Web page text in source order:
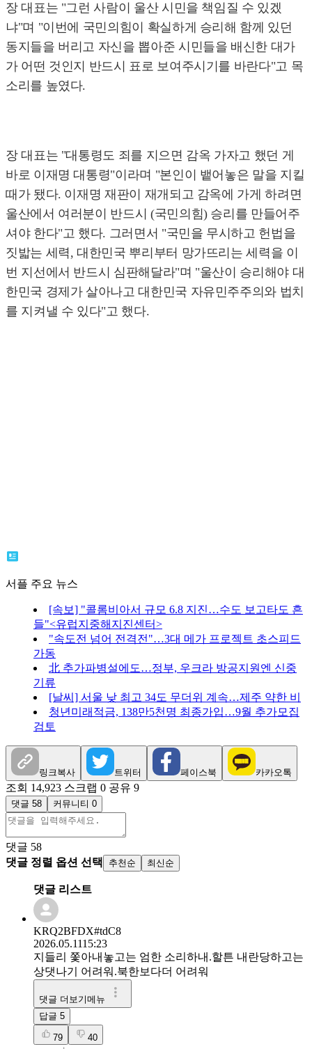
장 대표는 "그런 사람이 울산 시민을 책임질 수 있겠
냐"며 "이번에 국민의힘이 확실하게 승리해 함께 있던
동지들을 버리고 자신을 뽑아준 시민들을 배신한 대가
가 어떤 것인지 반드시 표로 보여주시기를 바란다"고 목
소리를 높였다.
장 대표는 "대통령도 죄를 지으면 감옥 가자고 했던 게
바로 이재명 대통령"이라며 "본인이 뱉어놓은 말을 지킬
때가 됐다. 이재명 재판이 재개되고 감옥에 가게 하려면
울산에서 여러분이 반드시 (국민의힘) 승리를 만들어주
셔야 한다"고 했다. 그러면서 "국민을 무시하고 헌법을
짓밟는 세력, 대한민국 뿌리부터 망가뜨리는 세력을 이
번 지선에서 반드시 심판해달라"며 "울산이 승리해야 대
한민국 경제가 살아나고 대한민국 자유민주주의와 법치
를 지켜낼 수 있다"고 했다.
서플 주요 뉴스
[속보] "콜롬비아서 규모 6.8 지진…수도 보고타도 흔
들"<유럽지중해지진센터>
"속도전 넘어 전격전"…3대 메가 프로젝트 초스피드
가동
北 추가파병설에도…정부, 우크라 방공지원엔 신중
기류
[날씨] 서울 낮 최고 34도 무더위 계속…제주 약한 비
청년미래적금, 138만5천명 최종가입…9월 추가모집
검토
링크복사 트위터 페이스북 카카오톡
조회 14,923 스크랩 0 공유 9
댓글 58 커뮤니티 0
댓글 58
댓글 정렬 옵션 선택
추천순 최신순
댓글 리스트
KRQ2BFDX#tdC8
2026.05.1115:23
지들리 쫓아내놓고는 엄한 소리하내.할튼 내란당하고는
상댓나기 어려워.북한보다더 어려워
댓글 더보기메뉴
답글 5
79 40